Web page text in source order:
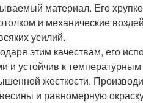
материал. Его
и механические
усилий.
этим качествам, его
и устойчив к
жесткости.
и равномерную